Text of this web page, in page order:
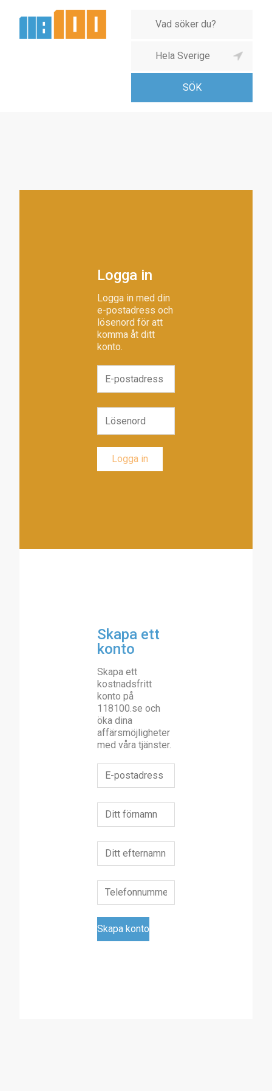
Logga in
Logga in med din
e-postadress och
lösenord för att
komma åt ditt
konto.
Skapa ett
konto
Skapa ett
kostnadsfritt
konto på
118100.se och
öka dina
affärsmöjligheter
med våra tjänster.